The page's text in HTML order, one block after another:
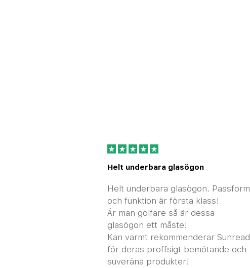
Helt underbara glasögon
Helt underbara glasögon. Passform
och funktion är första klass!
Är man golfare så är dessa
glasögon ett måste!
Kan varmt rekommenderar Sunread
för deras proffsigt bemötande och
suveräna produkter!